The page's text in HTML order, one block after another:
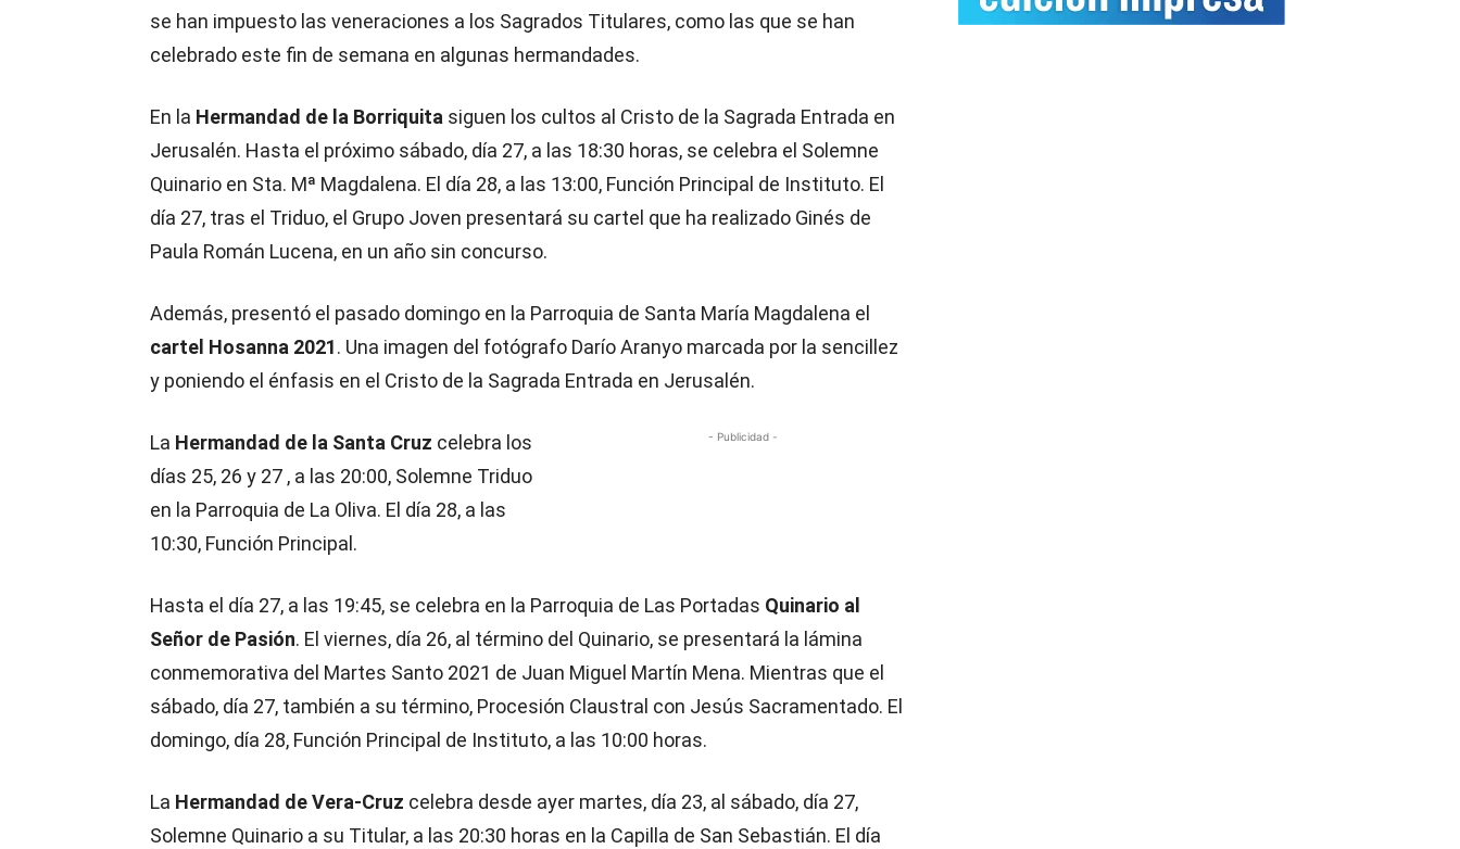
se han impuesto las veneraciones a los Sagrados Titulares, como las que se han
celebrado este fin de semana en algunas hermandades.
En la Hermandad de la Borriquita siguen los cultos al Cristo de la Sagrada Entrada en
Jerusalén. Hasta el próximo sábado, día 27, a las 18:30 horas, se celebra el Solemne
Quinario en Sta. Mª Magdalena. El día 28, a las 13:00, Función Principal de Instituto. El
día 27, tras el Triduo, el Grupo Joven presentará su cartel que ha realizado Ginés de
Paula Román Lucena, en un año sin concurso.
Además, presentó el pasado domingo en la Parroquia de Santa María Magdalena el
cartel Hosanna 2021. Una imagen del fotógrafo Darío Aranyo marcada por la sencillez
y poniendo el énfasis en el Cristo de la Sagrada Entrada en Jerusalén.
- Publicidad -
La Hermandad de la Santa Cruz celebra los
días 25, 26 y 27 , a las 20:00, Solemne Triduo
en la Parroquia de La Oliva. El día 28, a las
10:30, Función Principal.
Hasta el día 27, a las 19:45, se celebra en la Parroquia de Las Portadas Quinario al
Señor de Pasión. El viernes, día 26, al término del Quinario, se presentará la lámina
conmemorativa del Martes Santo 2021 de Juan Miguel Martín Mena. Mientras que el
sábado, día 27, también a su término, Procesión Claustral con Jesús Sacramentado. El
domingo, día 28, Función Principal de Instituto, a las 10:00 horas.
La Hermandad de Vera-Cruz celebra desde ayer martes, día 23, al sábado, día 27,
Solemne Quinario a su Titular, a las 20:30 horas en la Capilla de San Sebastián. El día